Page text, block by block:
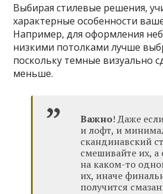
Выбирая стилевые решения,
характерные особенности
Например, для оформления
низкими потолками лучше
поскольку темные визуально
меньше.
Важно! Даже
и лофт, и
скандинавский
смешивайте их, а
на каком-то
их, иначе
получится